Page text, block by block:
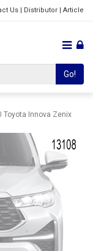
Us| Distributor| Article
Go!
Toyota Innova Zenix